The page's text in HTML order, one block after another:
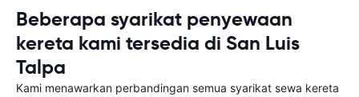
Beberapa syarikat penyewaan
kereta kami tersedia di San Luis
Talpa
Kami menawarkan perbandingan semua syarikat sewa kereta